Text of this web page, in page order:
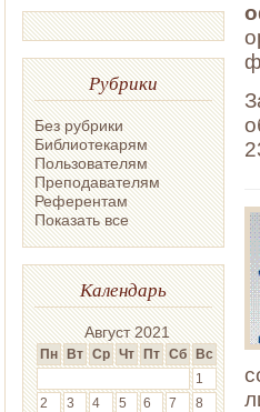
Рубрики
Без рубрики
Библиотекарям
Пользователям
Преподавателям
Референтам
Показать все
Календарь
Август 2021
Пн Вт Ср Чт Пт Сб Вс
1
2
3 4 5 6 7
8